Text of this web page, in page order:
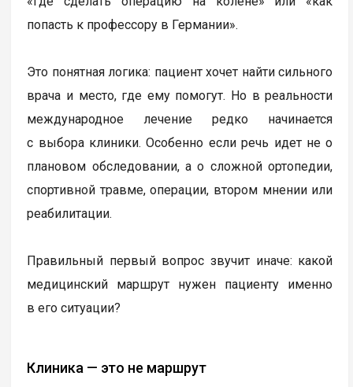
попасть к профессору в Германии».
Это понятная логика: пациент хочет найти сильного
врача и место, где ему помогут. Но в реальности
международное лечение редко начинается
с выбора клиники. Особенно если речь идет не о
плановом обследовании, а о сложной ортопедии,
спортивной травме, операции, втором мнении или
реабилитации.
Правильный первый вопрос звучит иначе: какой
медицинский маршрут нужен пациенту именно
в его ситуации?
Клиника — это не маршрут